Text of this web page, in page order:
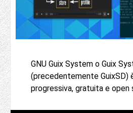
GNU Guix System o Guix
(precedentemente GuixSD)
progressiva, gratuita e open